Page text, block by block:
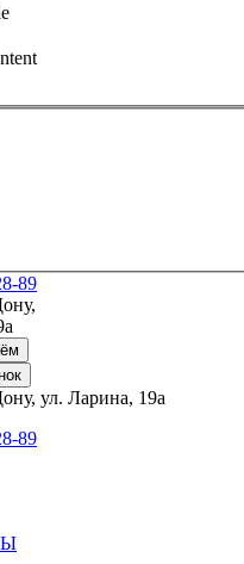
89
ул. Ларина, 19а
89